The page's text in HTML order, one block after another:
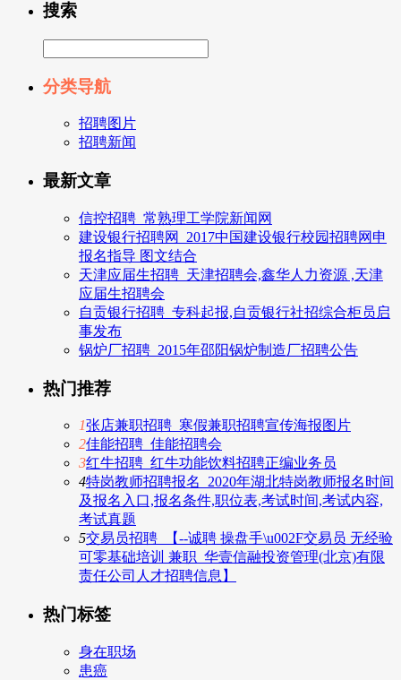
搜索
分类导航
招聘图片
招聘新闻
最新文章
信控招聘_常熟理工学院新闻网
建设银行招聘网_2017中国建设银行校园招聘网申
报名指导 图文结合
天津应届生招聘_天津招聘会,鑫华人力资源 ,天津
应届生招聘会
自贡银行招聘_专科起报,自贡银行社招综合柜员启
事发布
锅炉厂招聘_2015年邵阳锅炉制造厂招聘公告
热门推荐
1张店兼职招聘_寒假兼职招聘宣传海报图片
2佳能招聘_佳能招聘会
3红牛招聘_红牛功能饮料招聘正编业务员
4特岗教师招聘报名_2020年湖北特岗教师报名时间
及报名入口,报名条件,职位表,考试时间,考试内容,
考试真题
5交易员招聘_【--诚聘 操盘手\u002F交易员 无经验
可零基础培训 兼职_华壹信融投资管理(北京)有限
责任公司人才招聘信息】
热门标签
身在职场
患癌